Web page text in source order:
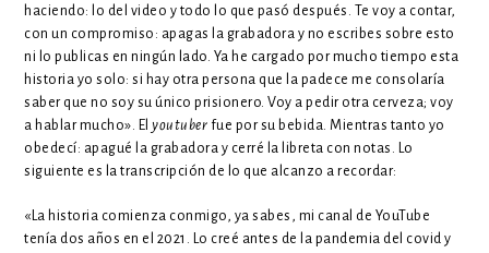
haciendo: lo del video y todo lo que pasó después. Te voy a contar,
con un compromiso: apagas la grabadora y no escribes sobre esto
ni lo publicas en ningún lado. Ya he cargado por mucho tiempo esta
historia yo solo: si hay otra persona que la padece me consolaría
saber que no soy su único prisionero. Voy a pedir otra cerveza; voy
a hablar mucho». Elyoutuber fue por su bebida. Mientras tanto yo
obedecí: apagué la grabadora y cerré la libreta con notas. Lo
siguiente es la transcripción de lo que alcanzo a recordar:
«La historia comienza conmigo, ya sabes, mi canal de YouTube
tenía dos años en el 2021. Lo creé antes de la pandemia del covid y